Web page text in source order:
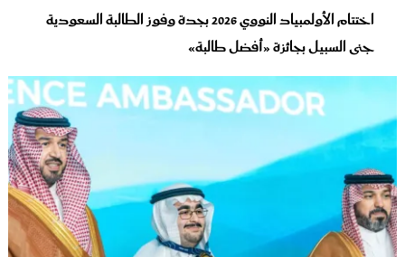
اختتام الأولمبياد النووي 2026 بجدة وفوز الطالبة السعودية
جنى السبيل بجائزة «أفضل طالبة»